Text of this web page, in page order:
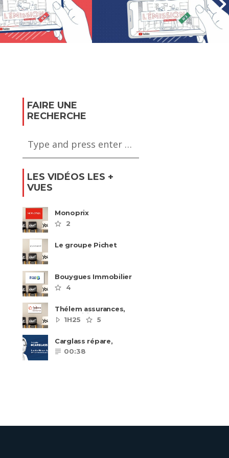
FAIRE UNE
RECHERCHE
LES VIDÉOS LES +
VUES
Monoprix
2
Le groupe Pichet
Bouygues Immobilier
recrute autour de 8
pôles métiers
4
Thélem assurances,
une politique RH
ambitieuse
1H25 5
Carglass répare,
Carglass remplace et
Carglass embauche
00:38